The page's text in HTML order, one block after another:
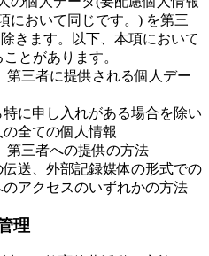
において同じです。) を第三
きます。以下、本項において
とがあります。
三者に提供される個人デー
に申し入れがある場合を除い
全ての個人情報
三者への提供の方法
送、外部記録媒体の形式での
アクセスのいずれかの方法
理